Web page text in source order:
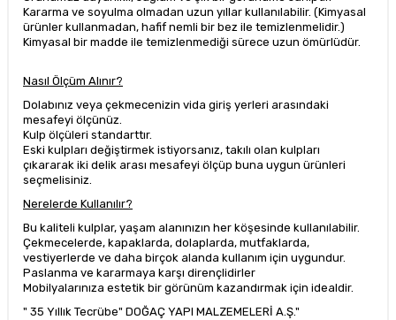
Kararma ve soyulma olmadan uzun yıllar kullanılabilir. (Kimyasal
ürünler kullanmadan, hafif nemli bir bez ile temizlenmelidir.)
Kimyasal bir madde ile temizlenmediği sürece uzun ömürlüdür.
Nasıl Ölçüm Alınır?
Dolabınız veya çekmecenizin vida giriş yerleri arasındaki
mesafeyi ölçünüz.
Kulp ölçüleri standarttır.
Eski kulpları değiştirmek istiyorsanız, takılı olan kulpları
çıkararak iki delik arası mesafeyi ölçüp buna uygun ürünleri
seçmelisiniz.
Nerelerde Kullanılır?
Bu kaliteli kulplar, yaşam alanınızın her köşesinde kullanılabilir.
Çekmecelerde, kapaklarda, dolaplarda, mutfaklarda,
vestiyerlerde ve daha birçok alanda kullanım için uygundur.
Paslanma ve kararmaya karşı dirençlidirler
Mobilyalarınıza estetik bir görünüm kazandırmak için idealdir.
" 35 Yıllık Tecrübe" DOĞAÇ YAPI MALZEMELERİ A.Ş."